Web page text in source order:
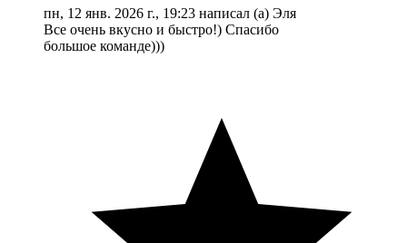
пн, 12 янв. 2026 г., 19:23 написал (а) Эля
Все очень вкусно и быстро!) Спасибо
большое команде)))